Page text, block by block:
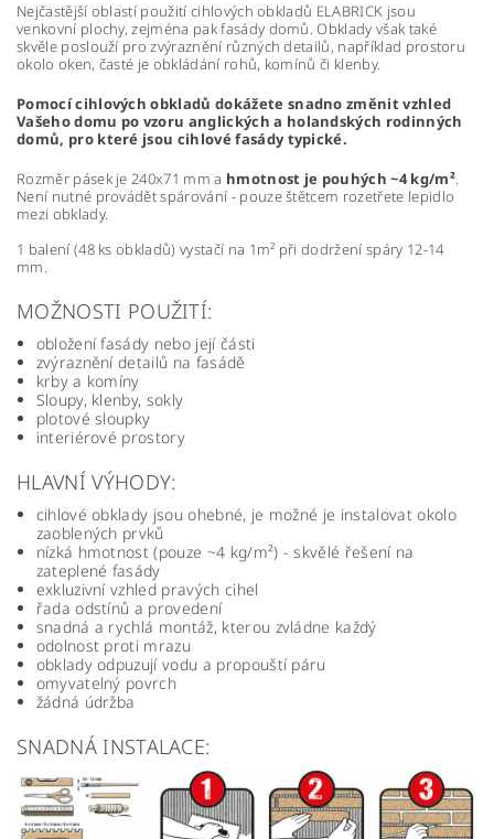
Nejčastější oblastí použití cihlových obkladů ELABRICK jsou
venkovní plochy, zejména pak fasády domů. Obklady však také
skvěle poslouží pro zvýraznění různých detailů, například prostoru
okolo oken, časté je obkládání rohů, komínů či klenby.
Pomocí cihlových obkladů dokážete snadno změnit vzhled
Vašeho domu po vzoru anglických a holandských rodinných
domů, pro které jsou cihlové fasády typické.
Rozměr pásek je 240x71 mm a hmotnost je pouhých ~4 kg/m².
Není nutné provádět spárování - pouze štětcem rozetřete lepidlo
mezi obklady.
1 balení (48 ks obkladů) vystačí na 1m² při dodržení spáry 12-14
mm.
MOŽNOSTI POUŽITÍ:
obložení fasády nebo její části
zvýraznění detailů na fasádě
krby a komíny
Sloupy, klenby, sokly
plotové sloupky
interiérové prostory
HLAVNÍ VÝHODY:
cihlové obklady jsou ohebné, je možné je instalovat okolo
zaoblených prvků
nízká hmotnost (pouze ~4 kg/m²) - skvělé řešení na
zateplené fasády
exkluzivní vzhled pravých cihel
řada odstínů a provedení
snadná a rychlá montáž, kterou zvládne každý
odolnost proti mrazu
obklady odpuzují vodu a propouští páru
omyvatelný povrch
žádná údržba
SNADNÁ INSTALACE: